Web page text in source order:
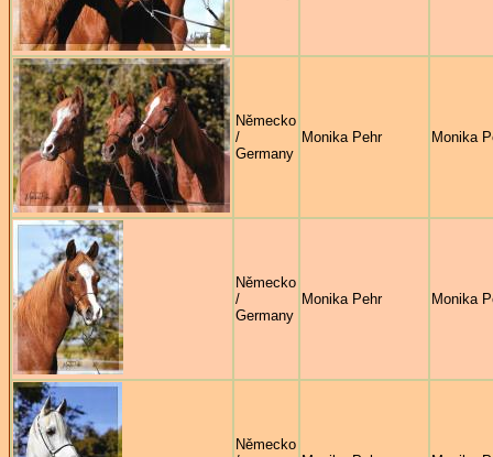
Německo
/
Germany
Monika Pehr Monika
Německo
/
Germany
Monika Pehr Monika
Německo